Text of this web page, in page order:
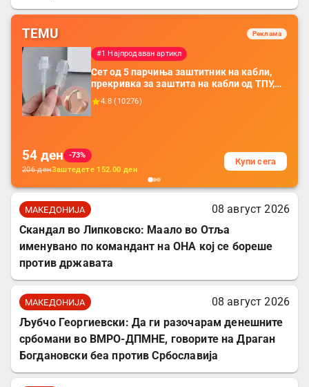
TEMU Реклама
#1 Најпродаван артикл
Сет од 5 парчиња заштитник на кабли,
прекривка за заштита на кабли од ТПУ,
додатоци за заштита на кабли, без
батерија, за мобилни телефони, комплет
4.8 ( 10276)
54 ден
-73%
206денЗаштедете 152.00 ден
Купи сега
МАКЕДОНИЈА
08 август 2026
Скандал во Липковско: Маало во Отља
именувано по командант на ОНА кој се бореше
против државата
МАКЕДОНИЈА
08 август 2026
Љубчо Георгиевски: Да ги разочарам денешните
србомани во ВМРО-ДПМНЕ, говорите на Драган
Богдановски беа против Србославија